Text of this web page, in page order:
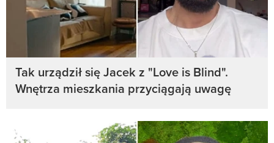
Tak urządził się Jacek z "Love is Blind".
Wnętrza mieszkania przyciągają uwagę